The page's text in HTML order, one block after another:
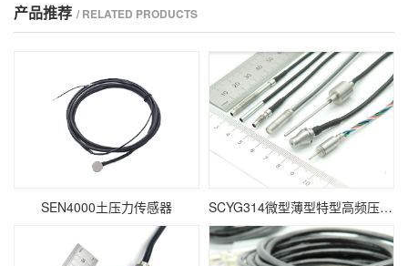
产品推荐 / RELATED PRODUCTS
SEN4000土压力传感器 SCYG314微型薄型特型高频压力传感器